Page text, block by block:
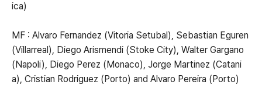
ica)
MF : Alvaro Fernandez (Vitoria Setubal), Sebastian Eguren
(Villarreal), Diego Arismendi (Stoke City), Walter Gargano
(Napoli), Diego Perez (Monaco), Jorge Martinez (Catani
a), Cristian Rodriguez (Porto) and Alvaro Pereira (Porto)